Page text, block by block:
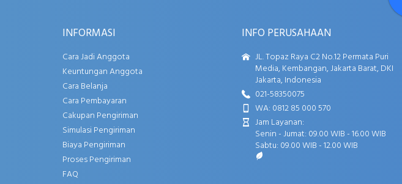
INFORMASI
Cara Jadi Anggota
Keuntungan Anggota
Cara Belanja
Cara Pembayaran
Cakupan Pengiriman
Simulasi Pengiriman
Biaya Pengiriman
Proses Pengiriman
FAQ
INFO PERUSAHAAN
JL. Topaz Raya C2 No.12 Permata Puri
Media, Kembangan, Jakarta Barat, DKI
Jakarta, Indonesia
021-58350075
WA: 0812 85 000 570
Jam Layanan:
Senin - Jumat: 09.00 WIB - 16.00 WIB
Sabtu: 09.00 WIB - 12.00 WIB